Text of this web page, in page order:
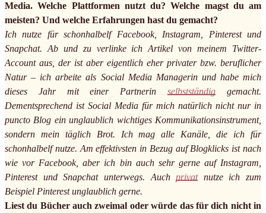
Media. Welche Plattformen nutzt du? Welche magst du am
meisten? Und welche Erfahrungen hast du gemacht?
Ich nutze für schonhalbelf Facebook, Instagram, Pinterest und
Snapchat. Ab und zu verlinke ich Artikel von meinem Twitter-
Account aus, der ist aber eigentlich eher privater bzw. beruflicher
Natur – ich arbeite als Social Media Managerin und habe mich
dieses Jahr mit einer Partnerinselbstständig gemacht.
Dementsprechend ist Social Media für mich natürlich nicht nur in
puncto Blog ein unglaublich wichtiges Kommunikationsinstrument,
sondern mein täglich Brot. Ich mag alle Kanäle, die ich für
schonhalbelf nutze. Am effektivsten in Bezug auf Blogklicks ist nach
wie vor Facebook, aber ich bin auch sehr gerne auf Instagram,
Pinterest und Snapchat unterwegs. Auchprivatnutze ich zum
Beispiel Pinterest unglaublich gerne.
Liest du Bücher auch zweimal oder würde das für dich nicht in